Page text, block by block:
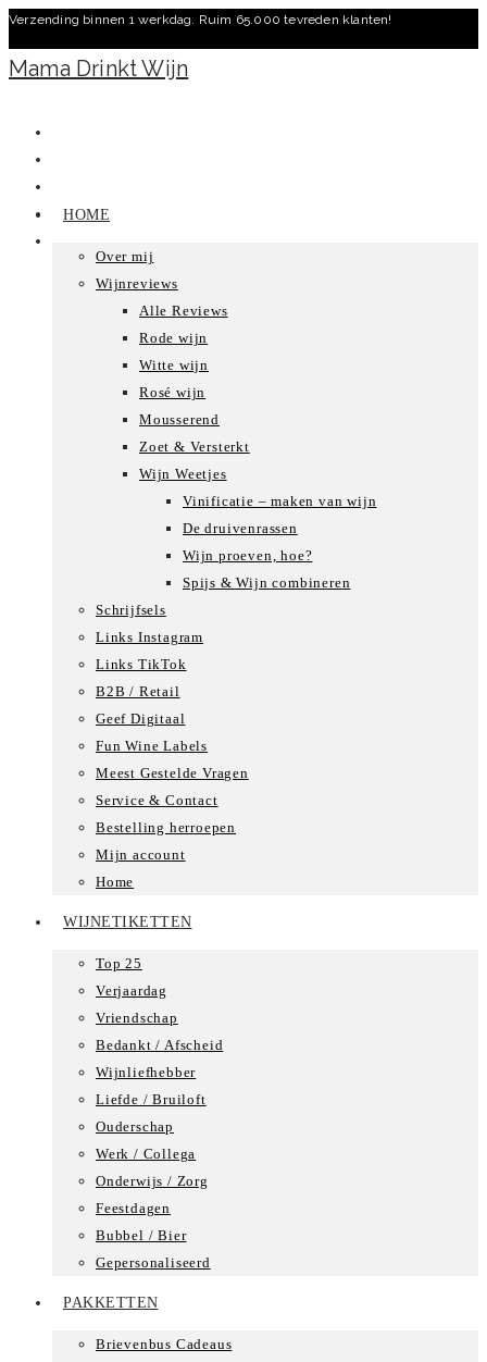
Ga
naar
inhoud
Verzending binnen 1 werkdag. Ruim 65.000 tevreden klanten!
Mama Drinkt Wijn
HOME
Over mij
Wijnreviews
Alle Reviews
Rode wijn
Witte wijn
Rosé wijn
Mousserend
Zoet & Versterkt
Wijn Weetjes
Vinificatie – maken van wijn
De druivenrassen
Wijn proeven, hoe?
Spijs & Wijn combineren
Schrijfsels
Links Instagram
Links TikTok
B2B / Retail
Geef Digitaal
Fun Wine Labels
Meest Gestelde Vragen
Service & Contact
Bestelling herroepen
Mijn account
Home
WIJNETIKETTEN
Top 25
Verjaardag
Vriendschap
Bedankt / Afscheid
Wijnliefhebber
Liefde / Bruiloft
Ouderschap
Werk / Collega
Onderwijs / Zorg
Feestdagen
Bubbel / Bier
Gepersonaliseerd
PAKKETTEN
Brievenbus Cadeaus